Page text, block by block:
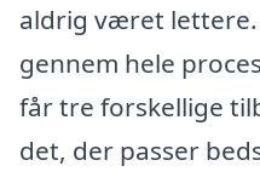
aldrig været
gennem hele
får tre forskellige
det, der passer